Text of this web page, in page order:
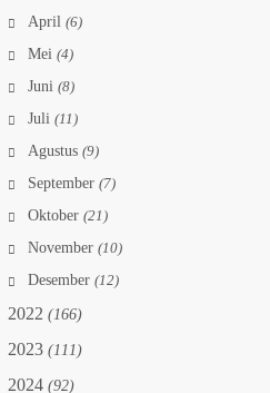
April(6)
Mei(4)
Juni(8)
Juli(11)
Agustus(9)
September(7)
Oktober(21)
November(10)
Desember(12)
2022(166)
2023(111)
2024(92)